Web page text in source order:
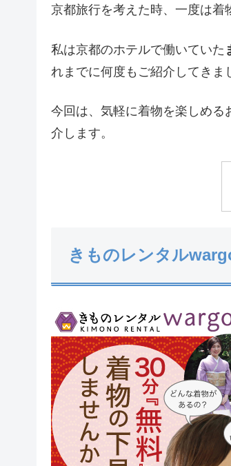
京都旅行を考えた時、一度は着
私は京都のホテルで働いていた
れまでに何度もご紹介してきま
今回は、気軽に着物を楽しめる
介します。
きものレンタル